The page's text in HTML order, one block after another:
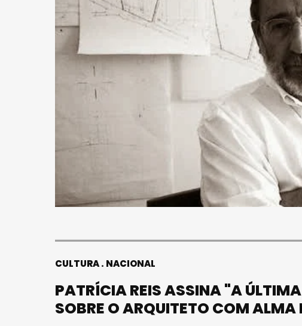
CULTURA NACIONAL
PATRÍCIA REIS ASSINA "A
SOBRE O ARQUITETO COM ALMA